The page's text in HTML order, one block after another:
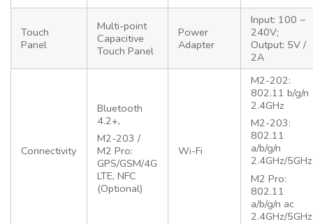
Touch
Panel
Multi-point
Capacitive
Touch Panel
Power
Adapter
Input: 100 ~
240V;
Output: 5V /
2A
Connectivity
Bluetooth
4.2+,
M2-203 /
M2 Pro:
GPS/GSM/4G
LTE, NFC
(Optional)
Wi-Fi
M2-202:
802.11 b/g/n
2.4GHz
M2-203:
802.11
a/b/g/n
2.4GHz/5GHz
M2 Pro:
802.11
a/b/g/n ac
2.4GHz/5GHz